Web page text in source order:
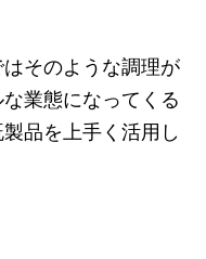
そのような調理が
業態になってくる
品を上手く活用し